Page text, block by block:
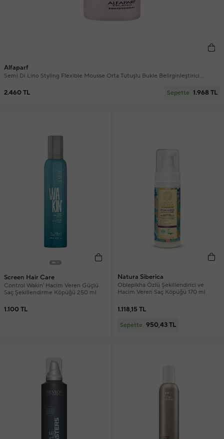
Alfaparf
Semi Di Lino Styling Flexible Mousse Orta Tutuşlu Bukle Belirginleştirici
2.460 TL Sepette 1.968 TL
Screen Hair Care
Control Wakin' Hacim Veren Güçlü
Saç Şekillendirme Köpüğü 250 ml
1.100 TL
Natura Siberica
Oblepikha Özlü Şekillendirici ve
Hacim Veren Saç Köpüğü 170 ml
1.118,15 TL
Sepette 950,43 TL